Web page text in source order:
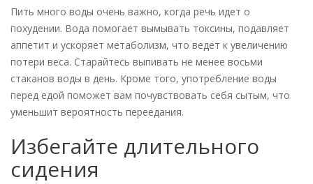
Пить много воды очень важно, когда речь идет о
похудении. Вода помогает вымывать токсины, подавляет
аппетит и ускоряет метаболизм, что ведет к увеличению
потери веса. Старайтесь выпивать не менее восьми
стаканов воды в день. Кроме того, употребление воды
перед едой поможет вам почувствовать себя сытым, что
уменьшит вероятность переедания.
Избегайте длительного
сидения